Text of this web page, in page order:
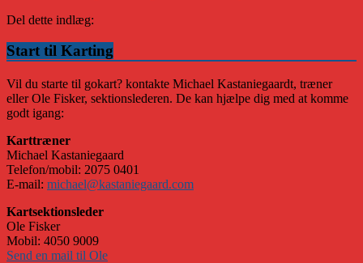
Del dette indlæg:
Start til Karting
Vil du starte til gokart? kontakte Michael Kastaniegaardt, træner
eller Ole Fisker, sektionslederen. De kan hjælpe dig med at komme
godt igang:
Karttræner
Michael Kastaniegaard
Telefon/mobil: 2075 0401
E-mail: michael@kastaniegaard.com
Kartsektionsleder
Ole Fisker
Mobil: 4050 9009
Send en mail til Ole